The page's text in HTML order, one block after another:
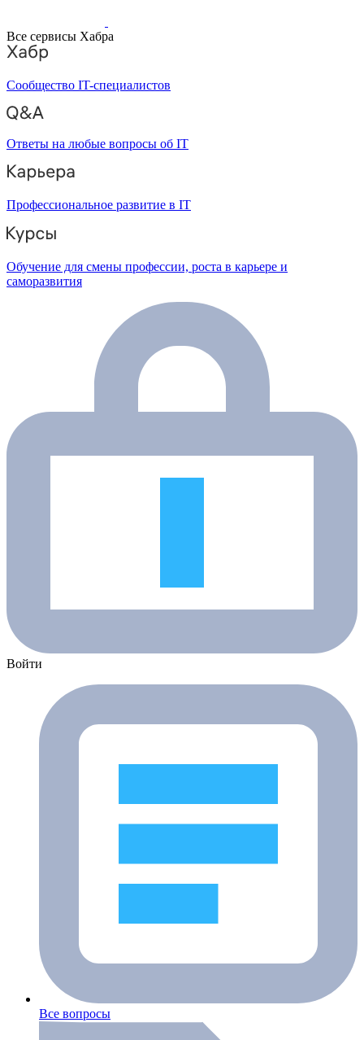
Все сервисы Хабра
Сообщество IT-специалистов
Ответы на любые вопросы об IT
Профессиональное развитие в IT
Обучение для смены профессии, роста в карьере и
саморазвития
Войти
Все вопросы